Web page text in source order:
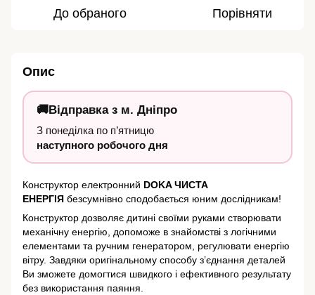
До обраного Порівняти
Опис
🚚Відправка з м. Дніпро
З понеділка по п’ятницю
наступного робочого дня
Конструктор електронний DOKA ЧИСТА
ЕНЕРГІЯ безсумнівно сподобається юним дослідникам!
Конструктор дозволяє дитині своїми руками створювати
механічну енергію, допоможе в знайомстві з логічними
елементами та ручним генератором, регулювати енергію
вітру. Завдяки оригінальному способу з’єднання деталей
Ви зможете домогтися швидкого і ефективного результату
без використання паяння.